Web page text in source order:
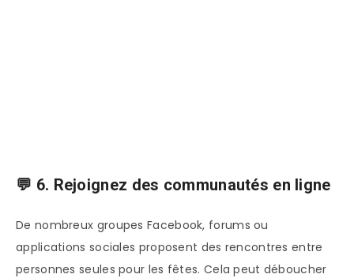
💬 6. Rejoignez des communautés en ligne
De nombreux groupes Facebook, forums ou
applications sociales proposent des rencontres entre
personnes seules pour les fêtes. Cela peut déboucher